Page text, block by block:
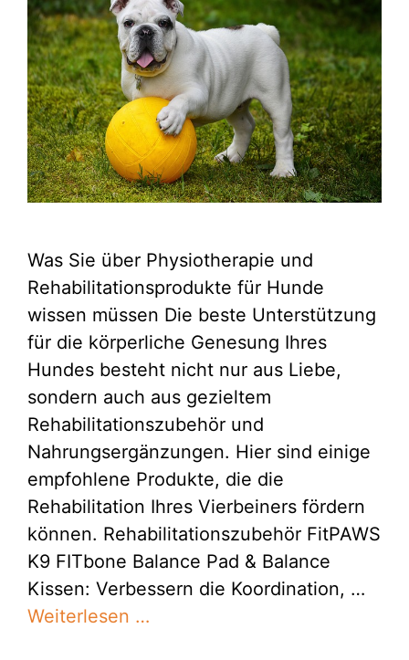
Was Sie über Physiotherapie und
Rehabilitationsprodukte für Hunde
wissen müssen Die beste Unterstützung
für die körperliche Genesung Ihres
Hundes besteht nicht nur aus Liebe,
sondern auch aus gezieltem
Rehabilitationszubehör und
Nahrungsergänzungen. Hier sind einige
empfohlene Produkte, die die
Rehabilitation Ihres Vierbeiners fördern
können. Rehabilitationszubehör FitPAWS
K9 FITbone Balance Pad & Balance
Kissen: Verbessern die Koordination, …
Weiterlesen …